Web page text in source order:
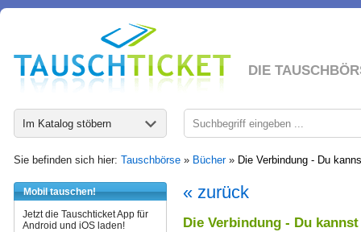
DIE
Im Katalog stöbern
Sie befinden sich hier: Tauschbörse » Bücher» Die Verbindung - Du
Mobil tauschen!
Jetzt die Tauschticket App für
Android und iOS laden!
« zurück
Die Verbindung - Du